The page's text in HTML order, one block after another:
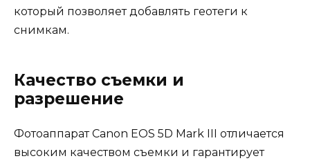
который позволяет добавлять геотеги к
снимкам.
Качество съемки и
разрешение
Фотоаппарат Canon EOS 5D Mark III отличается
высоким качеством съемки и гарантирует